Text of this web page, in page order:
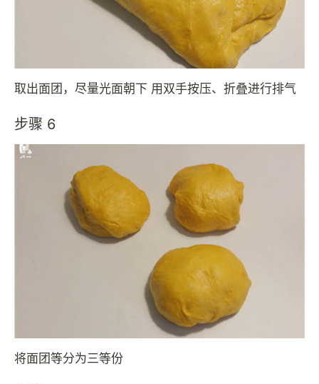
取出面团，尽量光面朝下 用双手按压、折叠进行排气
步骤 6
将面团等分为三等份